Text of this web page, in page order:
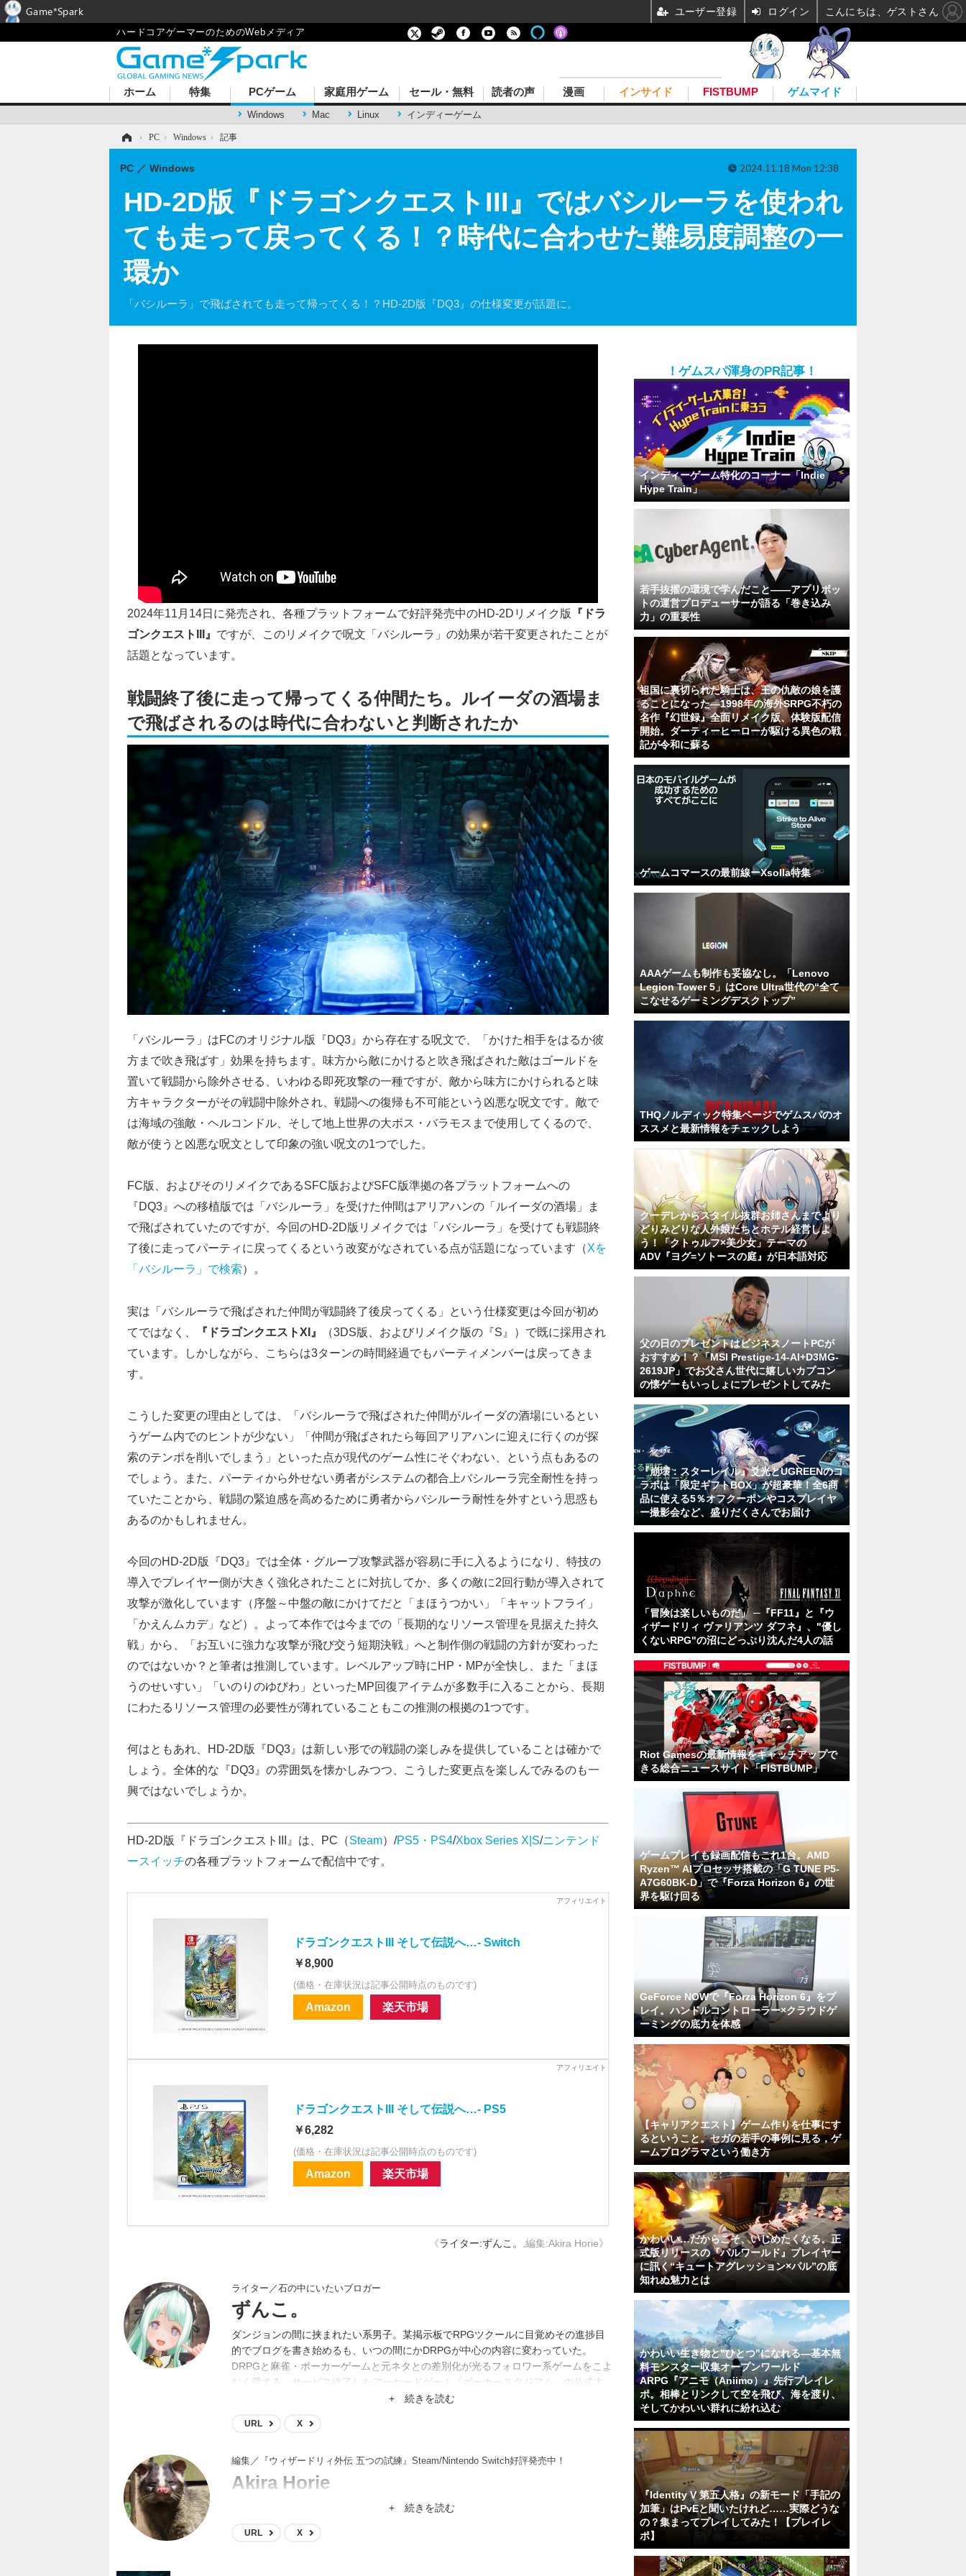
ハードコアゲーマーのためのWebメディア
ホーム 特集 PCゲーム
Windows Mac Linux インディーゲーム
家庭用ゲーム セール・無料 読者の声 漫画 インサイド FISTBUMP ゲムマイド
› PC › Windows › 記事
HD-2D版『ドラゴンクエストIII』ではバシルーラを使われ
ても走って戻ってくる！？時代に合わせた難易度調整の一
環か
「バシルーラ」で飛ばされても走って帰ってくる！？HD-2D版『DQ3』の仕様変更が話題に。
PC Windows 2024.11.18 Mon 12:38
2024年11月14日に発売され、各種プラットフォームで好評発売中のHD-2Dリメイク版
『ドラ
ゴンクエストIII』 ですが、
このリメイクで呪文「バシルーラ」の効果が若干変更されたことが
話題となっています。
戦闘終了後に走って帰ってくる仲間たち。ルイーダの酒場ま
で飛ばされるのは時代に合わないと判断されたか
「バシルーラ」はFCのオリジナル版『DQ3』から存在する呪文で、「かけた相手をはるか彼
方まで吹き飛ばす」効果を持ちます。味方から敵にかけると吹き飛ばされた敵はゴールドを
置いて戦闘から除外させる、いわゆる即死攻撃の一種ですが、 敵から味方にかけられると味
方キャラクターがその戦闘中除外され、戦闘への復帰も不可能という凶悪な呪文です。敵で
は海域の強敵・ヘルコンドル、そして地上世界の大ボス・バラモスまで使用してくるので、
敵が使うと凶悪な呪文として印象の強い呪文の1つでした。
FC版、およびそのリメイクであるSFC版およびSFC版準拠の各プラットフォームへの
『DQ3』への移植版では「バシルーラ」を受けた仲間はアリアハンの「ルイーダの酒場」ま
で飛ばされていたのですが、今回のHD-2D版リメイクでは「バシルーラ」を受けても戦闘終
了後に走ってパーティに戻ってくるという改変がなされている点が話題になっています（Xを
「バシルーラ」で検索）。
実は「バシルーラで飛ばされた仲間が戦闘終了後戻ってくる」という仕様変更は今回が初め
てではなく、
『ドラゴンクエストXI』
（3DS版、およびリメイク版の『S』）で既に採用され
ています。しかしながら、こちらは3ターンの時間経過でもパーティメンバーは戻ってきま
す。
こうした変更の理由としては、「バシルーラで飛ばされた仲間がルイーダの酒場にいるとい
うゲーム内でのヒントが少ない」「仲間が飛ばされたら毎回アリアハンに迎えに行くのが探
索のテンポを削いでしまう」といった点が現代のゲーム性にそぐわない、という点もあるの
でしょう。また、パーティから外せない勇者がシステムの都合上バシルーラ完全耐性を持っ
ていたことから、戦闘の緊迫感を高めるために勇者からバシルーラ耐性を外すという思惑も
あるのかもしれません。
今回のHD-2D版『DQ3』では全体・グループ攻撃武器が容易に手に入るようになり、特技の
導入でプレイヤー側が大きく強化されたことに対抗してか、多くの敵に2回行動が導入されて
攻撃が激化しています（序盤～中盤の敵にかけてだと「まほうつかい」「キャットフライ」
「かえんムカデ」など）。よって本作では今までの 「長期的なリソース管理を見据えた持久
戦」から、「お互いに強力な攻撃が飛び交う短期決戦」へと制作側の戦闘の方針が変わった
のではないか？ と筆者は推測しています。レベルアップ時にHP・MPが全快し、また「まほ
うのせいすい」「いのりのゆびわ」といったMP回復アイテムが多数手に入ることから、長期
にわたるリソース管理の必要性が薄れていることもこの推測の根拠の1つです。
何はともあれ、HD-2D版『DQ3』は新しい形での戦闘の楽しみを提供していることは確かで
しょう。全体的な『DQ3』の雰囲気を懐かしみつつ、こうした変更点を楽しんでみるのも一
興ではないでしょうか。
HD-2D版『ドラゴンクエストIII』は、PC（Steam）/PS5・PS4/Xbox Series X|S/ニンテンド
ースイッチの各種プラットフォームで配信中です。
ドラゴンクエストIII そして伝説へ…- Switch
￥8,900
(価格・在庫状況は記事公開時点のものです)
Amazon 楽天市場
ドラゴンクエストIII そして伝説へ…- PS5
￥6,282
(価格・在庫状況は記事公開時点のものです)
Amazon 楽天市場
《ライター:ずんこ。 ,編集:Akira Horie》
ライター／石の中にいたいブロガー
ずんこ。
ダンジョンの間に挟まれたい系男子。某掲示板でRPGツクールに目覚めその進捗目
的でブログを書き始めるも、いつの間にかDRPGが中心の内容に変わっていた。
DRPGと麻雀・ポーカーゲームと元ネタとの差別化が光るフォロワー系ゲームをこよ
なく愛する。サービス終了したアーケードゲーム『ポーカースタジアム』の公式大
会優勝という凄いんだか凄くないんだかわからない肩書きも持つ。
+ 続きを読む
URL X
編集／『ウィザードリィ外伝 五つの試練』Steam/Nintendo Switch好評発売中！
Akira Horie
+ 続きを読む
URL X
！ゲムスパ渾身のPR記事！
インディーゲーム特化のコーナー「Indie
Hype Train」
若手抜擢の環境で学んだこと――アプリボッ
トの運営プロデューサーが語る「巻き込み
力」の重要性
祖国に裏切られた騎士は、王の仇敵の娘を護
ることになった―1998年の海外SRPG不朽の
名作『幻世録』全面リメイク版、体験版配信
開始。ダーティーヒーローが駆ける異色の戦
記が令和に蘇る
ゲームコマースの最前線ーXsolla特集
AAAゲームも制作も妥協なし。「Lenovo
Legion Tower 5」はCore Ultra世代の“全て
こなせるゲーミングデスクトップ”
THQノルディック特集ページでゲムスパのオ
ススメと最新情報をチェックしよう
クーデレからスタイル抜群お姉さんまでより
どりみどりな人外娘たちとホテル経営しよ
う！「クトゥルフ×美少女」テーマの
ADV『ヨグ=ソトースの庭』が日本語対応
父の日のプレゼントはビジネスノートPCが
おすすめ！？「MSI Prestige-14-AI+D3MG-
2619JP」でお父さん世代に嬉しいカプコン
の懐ゲーもいっしょにプレゼントしてみた
『崩壊：スターレイル』爻光とUGREENのコ
ラボは「限定ギフトBOX」が超豪華！全6商
品に使える5％オフクーポンやコスプレイヤ
ー撮影会など、盛りだくさんでお届け
「冒険は楽しいものだ」 ─『FF11』と『ウ
ィザードリィ ヴァリアンツ ダフネ』、"優し
くないRPG"の沼にどっぷり沈んだ4人の話
Riot Gamesの最新情報をキャッチアップで
きる総合ニュースサイト「FISTBUMP」
ゲームプレイも録画配信もこれ1台。AMD
Ryzen™ AIプロセッサ搭載の「G TUNE P5-
A7G60BK-D」で『Forza Horizon 6』の世
界を駆け回る
GeForce NOWで『Forza Horizon 6』をプ
レイ。ハンドルコントローラー×クラウドゲ
ーミングの底力を体感
【キャリアクエスト】ゲーム作りを仕事にす
るということ。セガの若手の事例に見る，ゲ
ームプログラマという働き方
かわいい…だからこそ、いじめたくなる。正
式版リリースの『パルワールド』プレイヤー
に訊く“キュートアグレッション×パル”の底
知れぬ魅力とは
かわいい生き物と"ひとつ"になれる―基本無
料モンスター収集オープンワールド
ARPG『アニモ（Aniimo）』先行プレイレ
ポ。相棒とリンクして空を飛び、海を渡り、
そしてかわいい群れに紛れ込む
『Identity V 第五人格』の新モード「手記の
加筆」はPvEと聞いたけれど……実際どうな
の？集まってプレイしてみた！【プレイレ
ポ】
Game*Spark ユーザー登録 ログイン こんにちは、ゲストさん